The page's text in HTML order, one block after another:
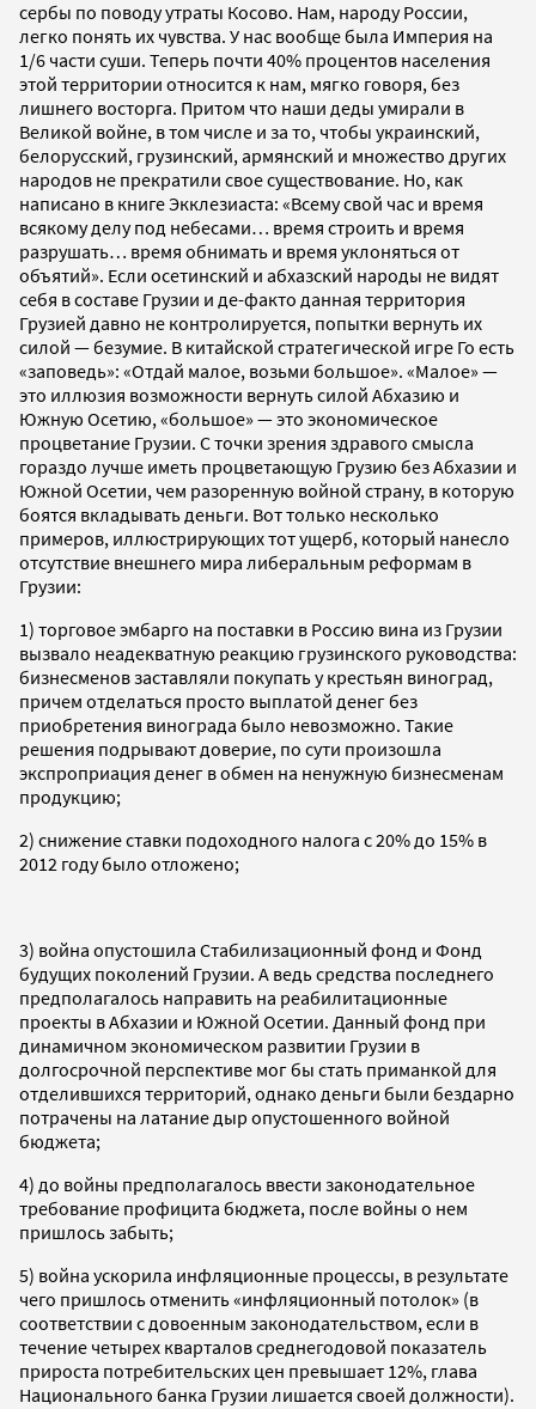
сербы по поводу утраты Косово. Нам, народу России,
легко понять их чувства. У нас вообще была Империя на
1/6 части суши. Теперь почти 40% процентов населения
этой территории относится к нам, мягко говоря, без
лишнего восторга. Притом что наши деды умирали в
Великой войне, в том числе и за то, чтобы украинский,
белорусский, грузинский, армянский и множество других
народов не прекратили свое существование. Но, как
написано в книге Экклезиаста: «Всему свой час и время
всякому делу под небесами… время строить и время
разрушать… время обнимать и время уклоняться от
объятий». Если осетинский и абхазский народы не видят
себя в составе Грузии и де-факто данная территория
Грузией давно не контролируется, попытки вернуть их
силой — безумие. В китайской стратегической игре Го есть
«заповедь»: «Отдай малое, возьми большое». «Малое» —
это иллюзия возможности вернуть силой Абхазию и
Южную Осетию, «большое» — это экономическое
процветание Грузии. С точки зрения здравого смысла
гораздо лучше иметь процветающую Грузию без Абхазии и
Южной Осетии, чем разоренную войной страну, в которую
боятся вкладывать деньги. Вот только несколько
примеров, иллюстрирующих тот ущерб, который нанесло
отсутствие внешнего мира либеральным реформам в
Грузии:
1) торговое эмбарго на поставки в Россию вина из Грузии
вызвало неадекватную реакцию грузинского руководства:
бизнесменов заставляли покупать у крестьян виноград,
причем отделаться просто выплатой денег без
приобретения винограда было невозможно. Такие
решения подрывают доверие, по сути произошла
экспроприация денег в обмен на ненужную бизнесменам
продукцию;
2) снижение ставки подоходного налога с 20% до 15% в
2012 году было отложено;
3) война опустошила Стабилизационный фонд и Фонд
будущих поколений Грузии. А ведь средства последнего
предполагалось направить на реабилитационные
проекты в Абхазии и Южной Осетии. Данный фонд при
динамичном экономическом развитии Грузии в
долгосрочной перспективе мог бы стать приманкой для
отделившихся территорий, однако деньги были бездарно
потрачены на латание дыр опустошенного войной
бюджета;
4) до войны предполагалось ввести законодательное
требование профицита бюджета, после войны о нем
пришлось забыть;
5) война ускорила инфляционные процессы, в результате
чего пришлось отменить «инфляционный потолок» (в
соответствии с довоенным законодательством, если в
течение четырех кварталов среднегодовой показатель
прироста потребительских цен превышает 12%, глава
Национального банка Грузии лишается своей должности).